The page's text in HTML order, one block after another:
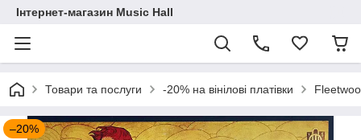
Інтернет-магазин Music Hall
Товари та послуги -20% на вінілові платівки
–20%